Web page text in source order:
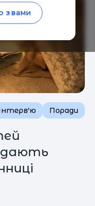
Поради
з вами